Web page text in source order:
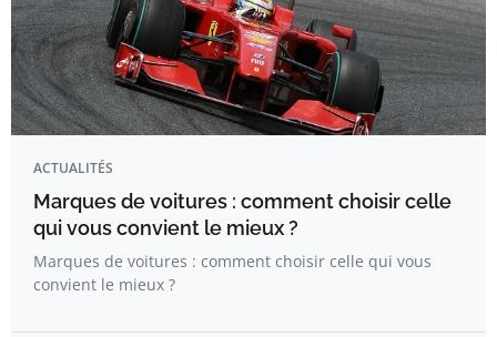
ACTUALITÉS
Marques de voitures : comment choisir celle
qui vous convient le mieux ?
Marques de voitures : comment choisir celle qui vous
convient le mieux ?